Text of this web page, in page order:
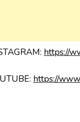
https://
https://